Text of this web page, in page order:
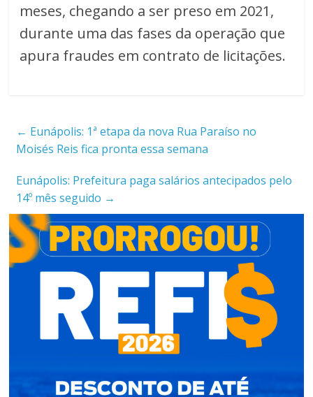
meses, chegando a ser preso em 2021,
durante uma das fases da operação que
apura fraudes em contrato de licitações.
← Eunápolis: 1ª etapa da nova Rua Paraíso no
Moisés Reis fica pronta essa semana
Eunápolis: Prefeitura paga salários antecipados pelo
14º mês seguido →